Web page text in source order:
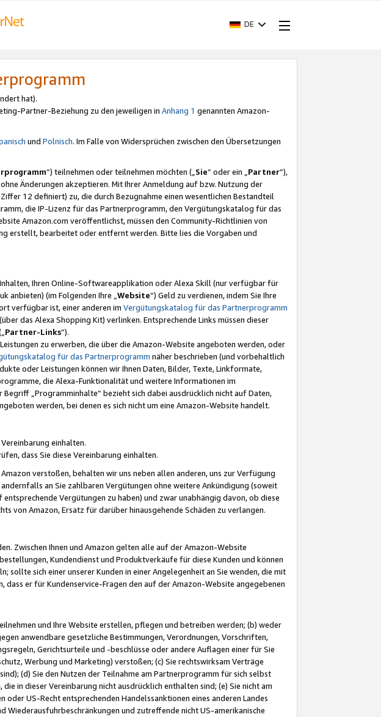
DE
hat).
Partner-Beziehung zu den jeweiligen in Anhang 1 genannten Amazon-
und Polnisch. Im Falle von Widersprüchen zwischen den Übersetzungen
“) teilnehmen oder teilnehmen möchten („Sie“ oder ein „Partner“),
ohne Änderungen akzeptieren. Mit Ihrer Anmeldung auf bzw. Nutzung der
12 definiert) zu, die durch Bezugnahme einen wesentlichen Bestandteil
die IP-Lizenz für das Partnerprogramm, den Vergütungskatalog für das
Amazon.com veröffentlichst, müssen den Community-Richtlinien von
erstellt, bearbeitet oder entfernt werden. Bitte lies die Vorgaben und
Ihren Online-Softwareapplikation oder Alexa Skill (nur verfügbar für
anbieten) (im Folgenden Ihre „ Website“) Geld zu verdienen, indem Sie Ihre
verfügbar ist, einer anderen im Vergütungskatalog für das Partnerprogramm
das Alexa Shopping Kit) verlinken. Entsprechende Links müssen dieser
Partner-Links“).
zu erwerben, die über die Amazon-Website angeboten werden, oder
für das Partnerprogramm näher beschrieben (und vorbehaltlich
oder Leistungen können wir Ihnen Daten, Bilder, Texte, Linkformate,
die Alexa-Funktionalität und weitere Informationen im
Begriff „Programminhalte“ bezieht sich dabei ausdrücklich nicht auf Daten,
werden, bei denen es sich nicht um eine Amazon-Website handelt.
einhalten.
dass Sie diese Vereinbarung einhalten.
verstoßen, behalten wir uns neben allen anderen, uns zur Verfügung
an Sie zahlbaren Vergütungen ohne weitere Ankündigung (soweit
Vergütungen zu haben) und zwar unabhängig davon, ob diese
von Amazon, Ersatz für darüber hinausgehende Schäden zu verlangen.
Zwischen Ihnen und Amazon gelten alle auf der Amazon-Website
Kundendienst und Produktverkäufe für diese Kunden und können
sich einer unserer Kunden in einer Angelegenheit an Sie wenden, die mit
er für Kundenservice-Fragen den auf der Amazon-Website angegebenen
und Ihre Website erstellen, pflegen und betreiben werden; (b) weder
anwendbare gesetzliche Bestimmungen, Verordnungen, Vorschriften,
Gerichtsurteile und -beschlüsse oder andere Auflagen einer für Sie
Werbung und Marketing) verstoßen; (c) Sie rechtswirksam Verträge
(d) Sie den Nutzen der Teilnahme am Partnerprogramm für sich selbst
in dieser Vereinbarung nicht ausdrücklich enthalten sind; (e) Sie nicht am
US-Recht entsprechenden Handelssanktionen eines anderen Landes
Wiederausfuhrbeschränkungen und zutreffende nicht US-amerikanische